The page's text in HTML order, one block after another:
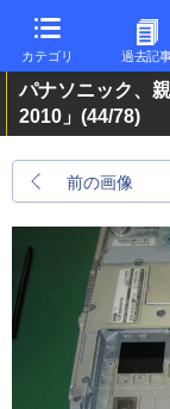
カテゴリ 過去記
パナソニック、
2010」 (44/78)
前の画像